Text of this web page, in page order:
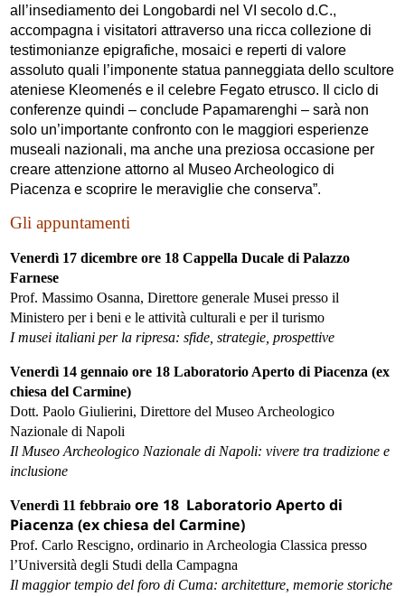
all’insediamento dei Longobardi nel VI secolo d.C.,
accompagna i visitatori attraverso una ricca collezione di
testimonianze epigrafiche, mosaici e reperti di valore
assoluto quali l’imponente statua panneggiata dello scultore
ateniese Kleomenés e il celebre Fegato etrusco. Il ciclo di
conferenze quindi – conclude Papamarenghi – sarà non
solo un’importante confronto con le maggiori esperienze
museali nazionali, ma anche una preziosa occasione per
creare attenzione attorno al Museo Archeologico di
Piacenza e scoprire le meraviglie che conserva”.
Gli appuntamenti
Venerdì 17 dicembre ore 18 Cappella Ducale di Palazzo
Farnese
Prof. Massimo Osanna, Direttore generale Musei presso il
Ministero per i beni e le attività culturali e per il turismo
I musei italiani per la ripresa: sfide, strategie, prospettive
Venerdì 14 gennaio ore 18 Laboratorio Aperto di Piacenza (ex
chiesa del Carmine)
Dott. Paolo Giulierini, Direttore del Museo Archeologico
Nazionale di Napoli
Il Museo Archeologico Nazionale di Napoli: vivere tra tradizione e
inclusione
Venerdì 11 febbraio ore 18 Laboratorio Aperto di
Piacenza (ex chiesa del Carmine)
Prof. Carlo Rescigno, ordinario in Archeologia Classica presso
l’Università degli Studi della Campagna
Il maggior tempio del foro di Cuma: architetture, memorie storiche